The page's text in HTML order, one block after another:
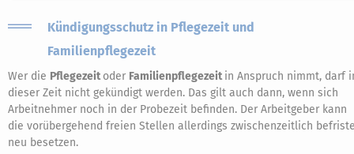
Kündigungsschutz in Pflegezeit und
Familienpflegezeit
Wer die Pflegezeitoder Familienpflegezeitin Anspruch nimmt, darf
dieser Zeit nicht gekündigt werden. Das gilt auch dann, wenn sich
Arbeitnehmer noch in der Probezeit befinden. Der Arbeitgeber kann
die vorübergehend freien Stellen allerdings zwischenzeitlich
neu besetzen.